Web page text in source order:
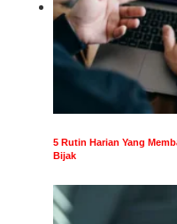
5 Rutin Harian Yang
Bijak